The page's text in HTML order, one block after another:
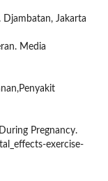
Djambatan, Jakarta
Media
Pregnancy.
exercise-